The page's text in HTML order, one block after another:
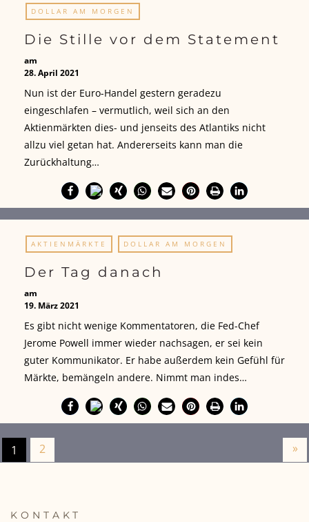
1 2 »
DOLLAR AM MORGEN
Die Stille vor dem Statement
am
28. April 2021
Nun ist der Euro-Handel gestern geradezu
eingeschlafen – vermutlich, weil sich an den
Aktienmärkten dies- und jenseits des Atlantiks nicht
allzu viel getan hat. Andererseits kann man die
Zurückhaltung…
AKTIENMÄRKTE DOLLAR AM MORGEN
Der Tag danach
am
19. März 2021
Es gibt nicht wenige Kommentatoren, die Fed-Chef
Jerome Powell immer wieder nachsagen, er sei kein
guter Kommunikator. Er habe außerdem kein Gefühl für
Märkte, bemängeln andere. Nimmt man indes…
KONTAKT